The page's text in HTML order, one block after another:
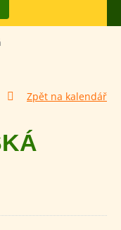
Zpět na kalendář